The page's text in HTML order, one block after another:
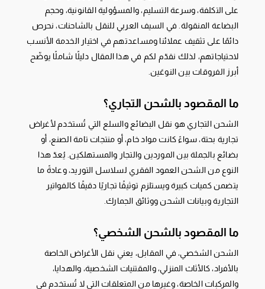
على التكلفة، وسرعة التسليم، والمسؤولية القانونية، وحجم
البضاعة المنقولة. في السيف العربي للنقل بالشاحنات، نحرص
دائمًا على تثقيف عملائنا ومساعدتهم في اختيار الخدمة الأنسب
لاحتياجاتهم، لذلك نقدّم لكم في هذا المقال دليلًا شاملًا يوضّح
أبرز الفروقات بين النوعَين.
ما المقصود بالشحن التجاري؟
الشحن التجاري هو نقل البضائع والسلع التي تُستخدم لأغراض
تجارية بحتة، سواءً كانت مواد خام، أو منتجات تامة الصنع، أو
بضائع بالجملة بين الموردين والتجار والمستهلكين. يُعدّ هذا
النوع من الشحن العمود الفقري لسلاسل التوريد، وعادةً ما
يتضمن كميات كبيرة ويستلزم توثيقًا تجاريًا دقيقًا كالفواتير
التجارية وبيانات الشحن ووثائق الجمارك.
ما المقصود بالشحن الشخصي؟
الشحن الشخصي، في المقابل، يعني نقل الأغراض الخاصة
بالأفراد، كالأثاث المنزلي، والمقتنيات الشخصية، والهدايا،
والمركبات الخاصة، وغيرها من المتعلقات التي لا تُستخدم في